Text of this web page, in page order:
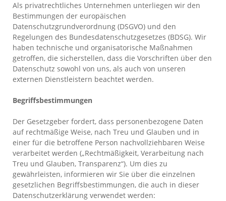
Als privatrechtliches Unternehmen unterliegen wir den
Bestimmungen der europäischen
Datenschutzgrundverordnung (DSGVO) und den
Regelungen des Bundesdatenschutzgesetzes (BDSG). Wir
haben technische und organisatorische Maßnahmen
getroffen, die sicherstellen, dass die Vorschriften über den
Datenschutz sowohl von uns, als auch von unseren
externen Dienstleistern beachtet werden.
Begriffsbestimmungen
Der Gesetzgeber fordert, dass personenbezogene Daten
auf rechtmäßige Weise, nach Treu und Glauben und in
einer für die betroffene Person nachvollziehbaren Weise
verarbeitet werden („Rechtmäßigkeit, Verarbeitung nach
Treu und Glauben, Transparenz“). Um dies zu
gewährleisten, informieren wir Sie über die einzelnen
gesetzlichen Begriffsbestimmungen, die auch in dieser
Datenschutzerklärung verwendet werden: